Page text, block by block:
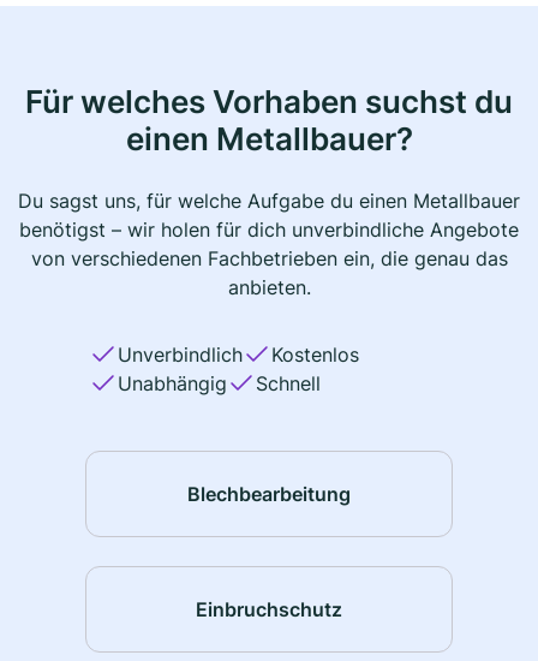
Für welches Vorhaben suchst du
einen Metallbauer?
Du sagst uns, für welche Aufgabe du einen Metallbauer
benötigst – wir holen für dich unverbindliche Angebote
von verschiedenen Fachbetrieben ein, die genau das
anbieten.
Unverbindlich
Kostenlos
Unabhängig
Schnell
Blechbearbeitung
Einbruchschutz